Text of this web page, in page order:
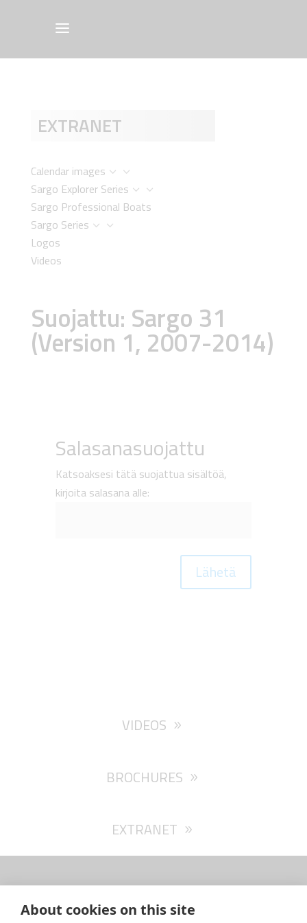
About cookies on this site
EXTRANET
Calendar images 3
Sargo Explorer Series 3
Sargo Professional Boats
Sargo Series
3
Logos
Videos
Suojattu: Sargo 31
(Version 1, 2007-2014)
Salasanasuojattu
Katsoaksesi tätä suojattua sisältöä,
kirjoita salasana alle:
Lähetä
VIDEOS
BROCHURES
EXTRANET
SARGO Oy Ab – Isokarintie 4 – FI-67900 Kokkola,